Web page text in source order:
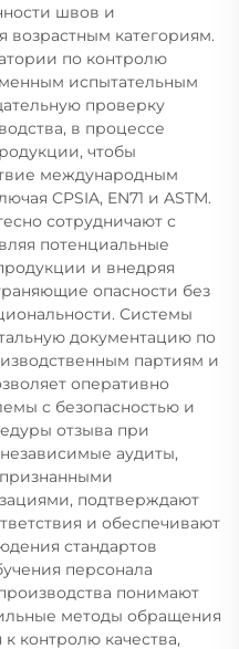
швов и
возрастным категориям.
по контролю
испытательным
проверку
в процессе
чтобы
международным
CPSIA, EN71 и ASTM.
сотрудничают с
потенциальные
и внедряя
опасности без
Системы
документацию по
партиям и
оперативно
с безопасностью и
отзыва при
аудиты,
подтверждают
и обеспечивают
стандартов
персонала
понимают
методы обращения
контролю качества,